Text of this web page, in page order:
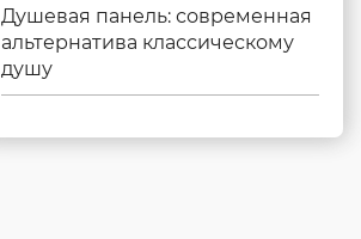
Душевая панель: современная
альтернатива классическому
душу